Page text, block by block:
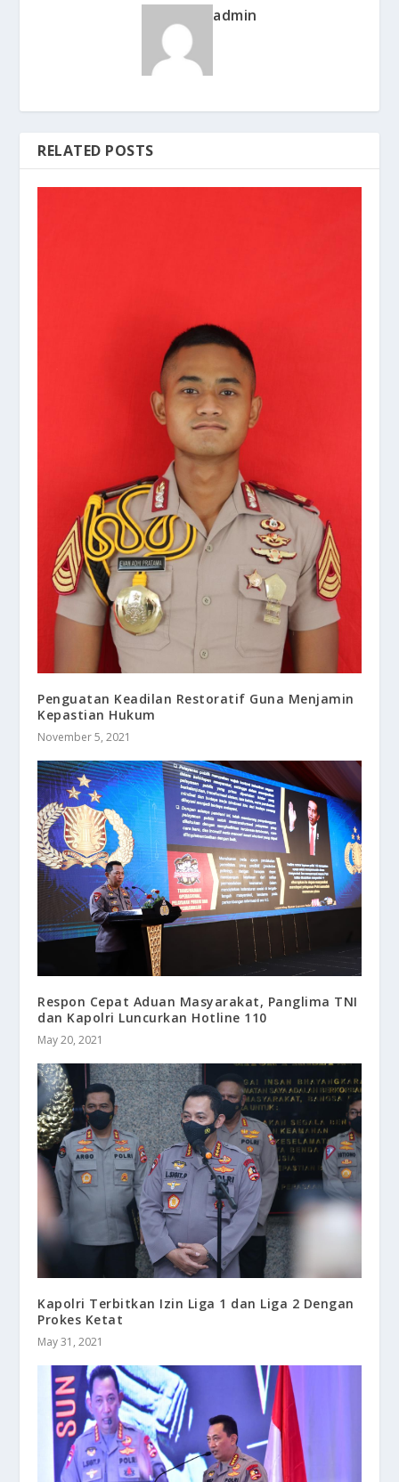
admin
RELATED POSTS
Penguatan Keadilan Restoratif Guna Menjamin
Kepastian Hukum
November 5, 2021
Respon Cepat Aduan Masyarakat, Panglima TNI
dan Kapolri Luncurkan Hotline 110
May 20, 2021
Kapolri Terbitkan Izin Liga 1 dan Liga 2 Dengan
Prokes Ketat
May 31, 2021